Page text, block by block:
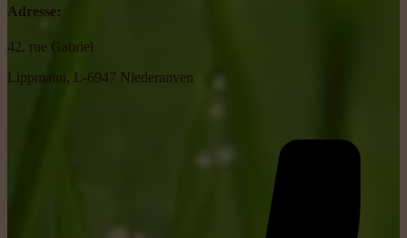
Adresse:
42, rue Gabriel
Lippmann, L-6947 Niederanven